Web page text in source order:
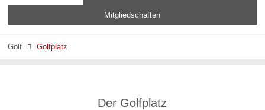
Mitgliedschaften
Golf  Golfplatz
Der Golfplatz